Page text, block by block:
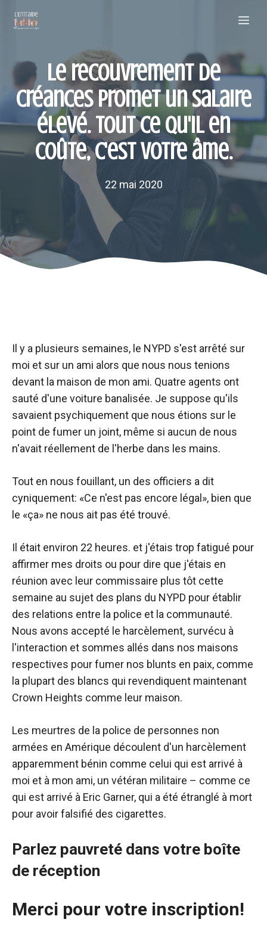
Le recouvrement de
créances promet un salaire
élevé. Tout ce qu'il en
coûte, c'est votre âme.
22 mai 2020
Il y a plusieurs semaines, le NYPD s'est arrêté sur
moi et sur un ami alors que nous nous tenions
devant la maison de mon ami. Quatre agents ont
sauté d'une voiture banalisée. Je suppose qu'ils
savaient psychiquement que nous étions sur le
point de fumer un joint, même si aucun de nous
n'avait réellement de l'herbe dans les mains.
Tout en nous fouillant, un des officiers a dit
cyniquement: «Ce n'est pas encore légal», bien que
le «ça» ne nous ait pas été trouvé.
Il était environ 22 heures. et j'étais trop fatigué pour
affirmer mes droits ou pour dire que j'étais en
réunion avec leur commissaire plus tôt cette
semaine au sujet des plans du NYPD pour établir
des relations entre la police et la communauté.
Nous avons accepté le harcèlement, survécu à
l'interaction et sommes allés dans nos maisons
respectives pour fumer nos blunts en paix, comme
la plupart des blancs qui revendiquent maintenant
Crown Heights comme leur maison.
Les meurtres de la police de personnes non
armées en Amérique découlent d'un harcèlement
apparemment bénin comme celui qui est arrivé à
moi et à mon ami, un vétéran militaire – comme ce
qui est arrivé à Eric Garner, qui a été étranglé à mort
pour avoir falsifié des cigarettes.
Parlez pauvreté dans votre boîte
de réception
Merci pour votre inscription!